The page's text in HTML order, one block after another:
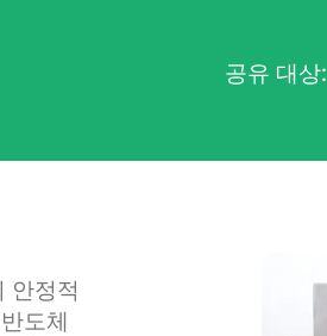
공유 대상:
안정적
도체